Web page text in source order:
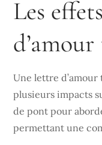
Les
Une lettre
plusieurs impacts
de pont pour
permettant une